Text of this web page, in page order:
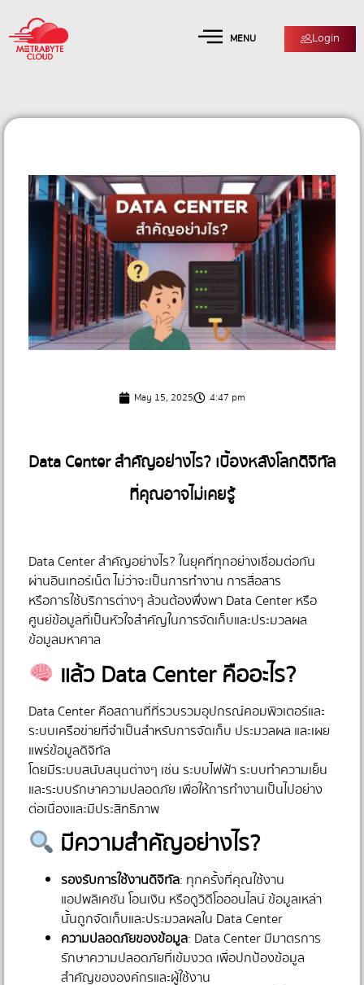
MENU Login
May 15, 2025 4:47 pm
Data Center สำคัญอย่างไร? เบื้องหลังโลกดิจิทัล
ที่คุณอาจไม่เคยรู้
Data Center สำคัญอย่างไร? ในยุคที่ทุกอย่างเชื่อมต่อกัน
ผ่านอินเทอร์เน็ต ไม่ว่าจะเป็นการทำงาน การสื่อสาร
หรือการใช้บริการต่างๆ ล้วนต้องพึ่งพา Data Center หรือ
ศูนย์ข้อมูลที่เป็นหัวใจสำคัญในการจัดเก็บและประมวลผล
ข้อมูลมหาศาล
แล้ว Data Center คืออะไร?
Data Center คือสถานที่ที่รวบรวมอุปกรณ์คอมพิวเตอร์และ
ระบบเครือข่ายที่จำเป็นสำหรับการจัดเก็บ ประมวลผล และเผย
แพร่ข้อมูลดิจิทัล
โดยมีระบบสนับสนุนต่างๆ เช่น ระบบไฟฟ้า ระบบทำความเย็น
และระบบรักษาความปลอดภัย เพื่อให้การทำงานเป็นไปอย่าง
ต่อเนื่องและมีประสิทธิภาพ
มีความสำคัญอย่างไร?
รองรับการใช้งานดิจิทัล: ทุกครั้งที่คุณใช้งาน
แอปพลิเคชัน โอนเงิน หรือดูวิดีโอออนไลน์ ข้อมูลเหล่า
นั้นถูกจัดเก็บและประมวลผลใน Data Center
ความปลอดภัยของข้อมูล: Data Center มีมาตรการ
รักษาความปลอดภัยที่เข้มงวด เพื่อปกป้องข้อมูล
สำคัญขององค์กรและผู้ใช้งาน